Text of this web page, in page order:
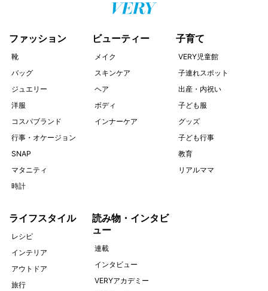
ファッション
靴
バッグ
ジュエリー
洋服
コスパブランド
行事・オケージョン
SNAP
マタニティ
時計
ビューティー
メイク
スキンケア
ヘア
ボディ
インナーケア
子育て
VERY児童館
子連れスポット
出産・内祝い
子ども服
グッズ
子ども行事
教育
リアルママ
ライフスタイル
レシピ
インテリア
アウトドア
旅行
読み物・インタビ
ュー
連載
インタビュー
VERYアカデミー